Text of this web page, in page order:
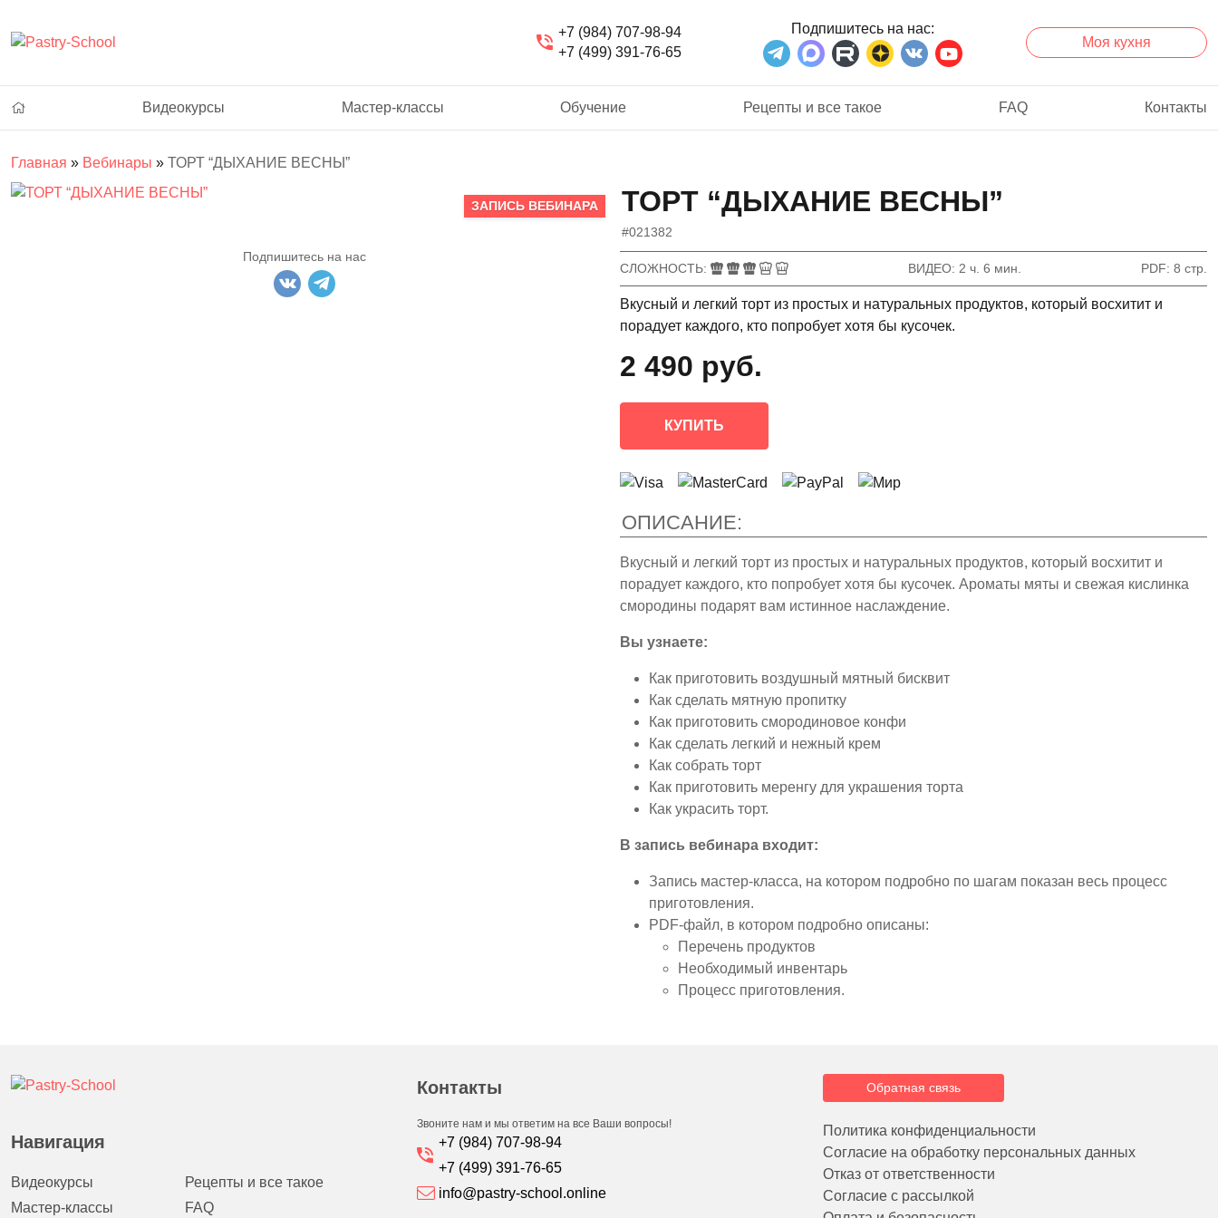
+7 (984) 707-98-94
+7 (499) 391-76-65
Подпишитесь на нас
Моя кухня
Видеокурсы Мастер-классы Обучение Рецепты и все такое FAQ Контакты
Главная » Вебинары » ТОРТ “ДЫХАНИЕ ВЕСНЫ”
ЗАПИСЬ ВЕБИНАРА
Подпишитесь на нас
ТОРТ “ДЫХАНИЕ ВЕСНЫ”
#021382
СЛОЖНОСТЬ ВИДЕО 2 ч. 6 мин. PDF 8 стр.
Вкусный и легкий торт из простых и натуральных продуктов, который восхитит и
порадует каждого, кто попробует хотя бы кусочек.
2 490 руб.
КУПИТЬ
ОПИСАНИЕ:
Вкусный и легкий торт из простых и натуральных продуктов, который восхитит и
порадует каждого, кто попробует хотя бы кусочек. Ароматы мяты и свежая кислинка
смородины подарят вам истинное наслаждение.
Вы узнаете:
Как приготовить воздушный мятный бисквит
Как сделать мятную пропитку
Как приготовить смородиновое конфи
Как сделать легкий и нежный крем
Как собрать торт
Как приготовить меренгу для украшения торта
Как украсить торт.
В запись вебинара входит:
Запись мастер-класса, на котором подробно по шагам показан весь процесс
приготовления.
PDF-файл, в котором подробно описаны:
Перечень продуктов
Необходимый инвентарь
Процесс приготовления.
Навигация
Видеокурсы
Мастер-классы
Рецепты и все такое
FAQ
Контакты
Звоните нам и мы ответим на все Ваши вопросы!
+7 (984) 707-98-94
+7 (499) 391-76-65
info@pastry-school.online
Обратная связь
Политика конфиденциальности
Согласие на обработку персональных данных
Отказ от ответственности
Согласие с рассылкой